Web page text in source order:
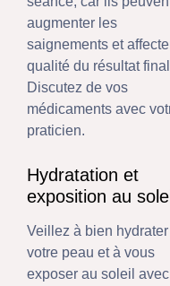
augmenter les
saignements et
qualité du résultat
Discutez de vos
médicaments avec
praticien.
Hydratation et
exposition au
Veillez à bien hydrater
votre peau et à vous
exposer au soleil avec